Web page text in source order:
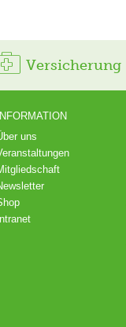
Versicherung
uns